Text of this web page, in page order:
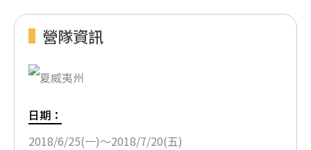
營隊資訊
日期：
2018/6/25(一)～2018/7/20(五)